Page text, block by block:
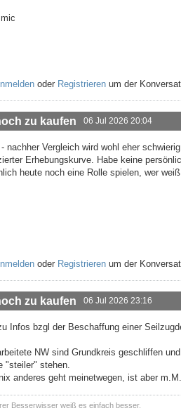
oder Registrieren um der
zu kaufen 06 Jul 2026 20:04
- nachher Vergleich wird wohl eher
Erhebungskurve. Habe keine
heute noch eine Rolle spielen, wer
oder Registrieren um der
zu kaufen 06 Jul 2026 23:16
Infos bzgl der Beschaffung einer
NW sind Grundkreis geschliffen
"steiler" stehen.
anderes geht meinetwegen, ist aber
Besserwisser weiß es einfach besser.